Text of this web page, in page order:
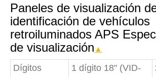
Paneles de visualización
identificación de vehículos
retroiluminados APS
de visualización ▲
Dígitos
1 dígito 18" (VID-